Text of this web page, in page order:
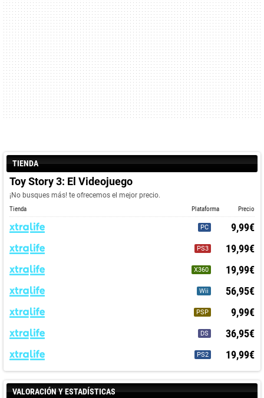
TIENDA
Toy Story 3: El Videojuego
¡No busques más! te ofrecemos el mejor precio.
Tienda Plataforma Precio
PC 9,99€
PS3 19,99€
X360 19,99€
Wii 56,95€
PSP 9,99€
DS 36,95€
PS2 19,99€
VALORACIÓN Y ESTADÍSTICAS